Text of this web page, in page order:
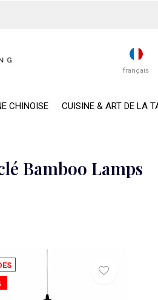
CHINOISE CUISINE & ART DE LA
français
Bamboo Lamps